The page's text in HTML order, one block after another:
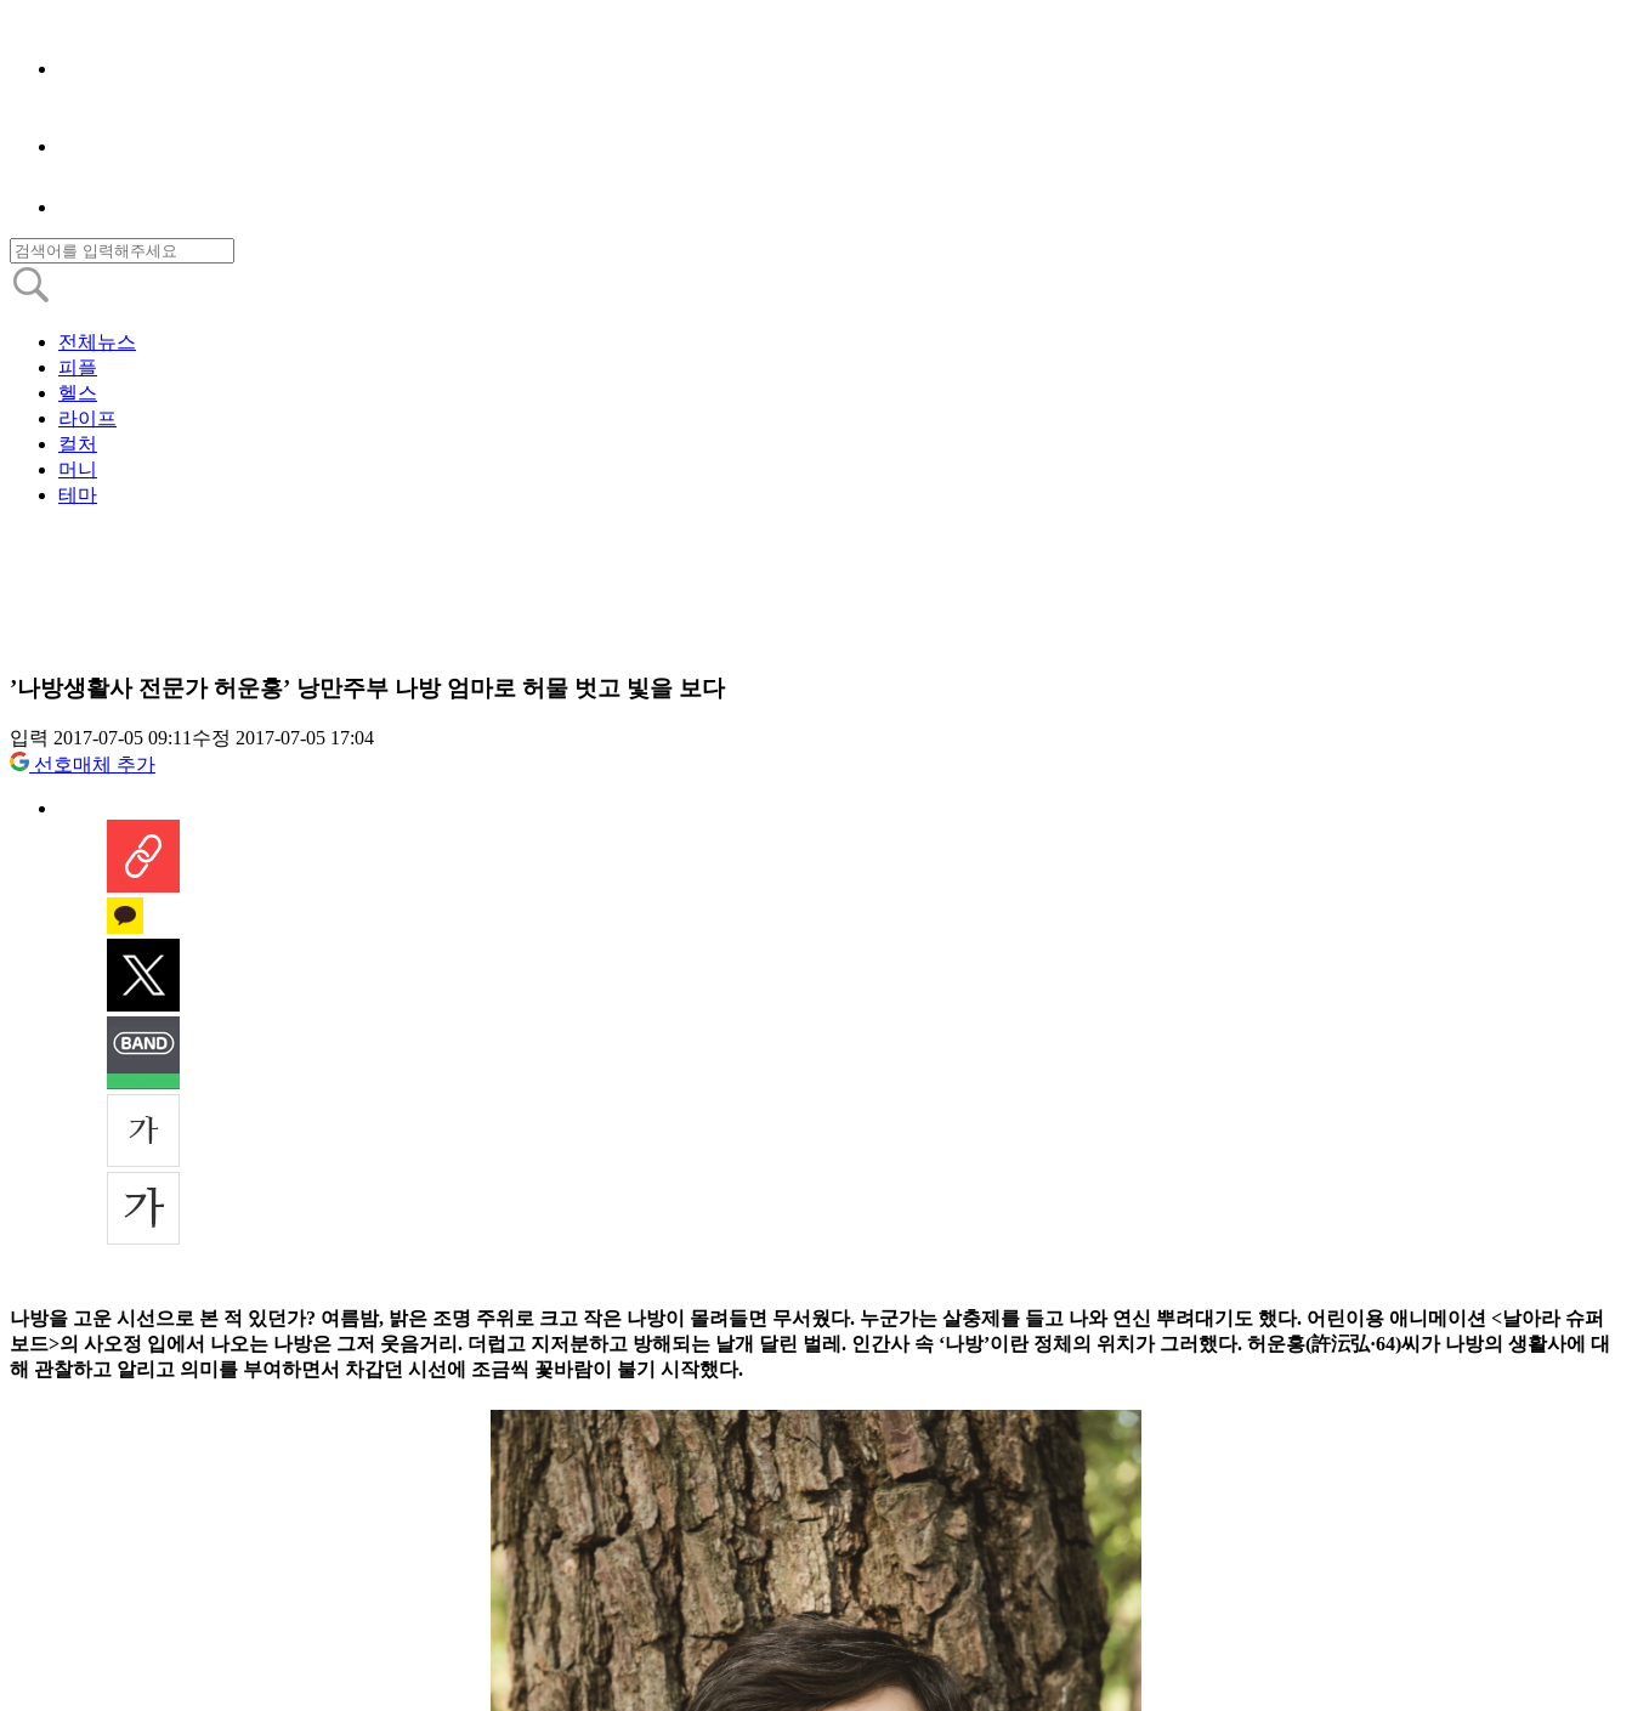
전체뉴스
피플
헬스
라이프
컬처
머니
테마
’나방생활사 전문가 허운홍’ 낭만주부 나방 엄마로 허물 벗고 빛을 보다
입력 2017-07-05 09:11수정 2017-07-05 17:04
선호매체 추가
나방을 고운 시선으로 본 적 있던가? 여름밤, 밝은 조명 주위로 크고 작은 나방이 몰려들면 무서웠다. 누군가는 살충제를 들고 나와 연신 뿌려대기도 했다. 어린이용 애니메이션 <날아라 슈퍼
보드>의 사오정 입에서 나오는 나방은 그저 웃음거리. 더럽고 지저분하고 방해되는 날개 달린 벌레. 인간사 속 ‘나방’이란 정체의 위치가 그러했다. 허운홍(許沄弘·64)씨가 나방의 생활사에 대
해 관찰하고 알리고 의미를 부여하면서 차갑던 시선에 조금씩 꽃바람이 불기 시작했다.